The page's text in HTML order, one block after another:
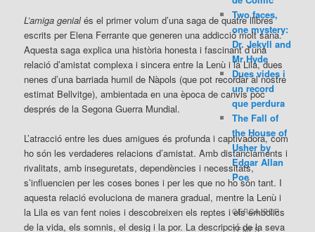
L’amiga genialés el primer volum d’una saga de quatre llibres
escrits per Elena Ferrante que generen una addicció molt sana.
Aquesta saga explica una història honesta i fascinant d’una
relació d’amistat complexa i sincera entre la Lenù i la Lila, dues
nenes d’una barriada humil de Nàpols (que pot recordar al nostre
estimat Bellvitge), ambientada en una època de canvis poc
després de la Segona Guerra Mundial.
L’atracció entre les dues amigues és profunda i captivadora, com
ho són les verdaderes relacions d’amistat. Amb distanciaments i
rivalitats, amb inseguretats, dependències i necessitats,
s’influencien per les coses bones i per les que no ho són tant. I
aquesta relació evoluciona de manera gradual, mentre la Lenù i
la Lila es van fent noies i descobreixen els reptes i els embolics
de la vida, els somnis, el desig i la por. La descripció de la seva
Two faces,
one mystery:
Dr. Jekyll and
Mr Hyde
Dues vides i
un record
que perdura
The Fall of
the House of
Usher by
Edgar Allan
Poe
CERCA PER